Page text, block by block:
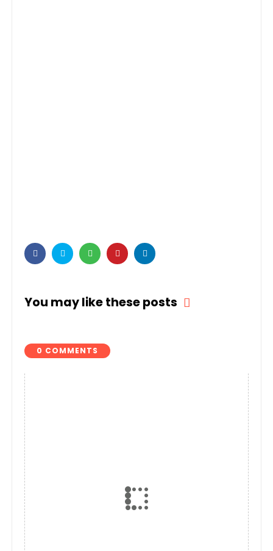
You may like these posts
0 COMMENTS